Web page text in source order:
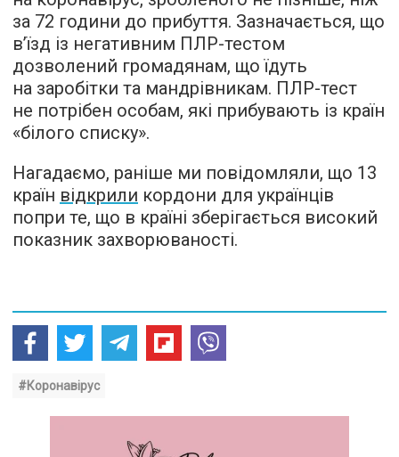
за 72 години до прибуття. Зазначається, що
в’їзд із негативним ПЛР-тестом
дозволений громадянам, що їдуть
на заробітки та мандрівникам. ПЛР-тест
не потрібен особам, які прибувають із країн
«білого списку».
Нагадаємо, раніше ми повідомляли, що 13
країн відкрили кордони для українців
попри те, що в країні зберігається високий
показник захворюваності.
#Коронавірус